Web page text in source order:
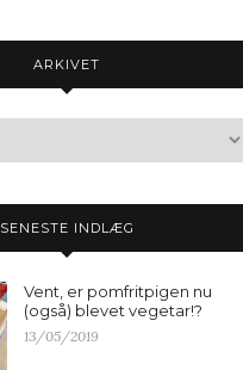
ARKIVET
SENESTE INDLÆG
Vent, er pomfritpigen nu
(også) blevet vegetar!?
13/05/2019